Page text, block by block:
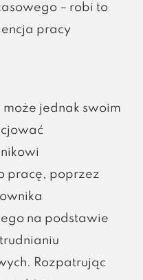
– robi to
pracy
jednak swoim
pracę, poprzez
na podstawie
Rozpatrując